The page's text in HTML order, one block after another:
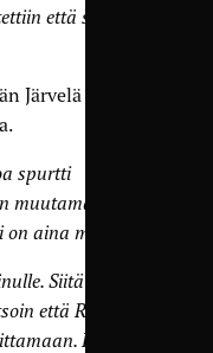
että sielläkin
Järvelä
spurtti
muutaman
aina maali.”
Siitä
että Roope
Kyllä